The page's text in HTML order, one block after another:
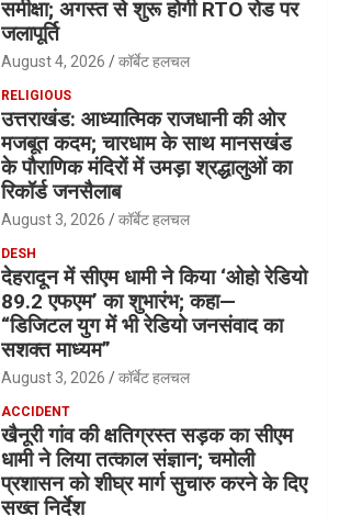
समीक्षा; अगस्त से शुरू होगी RTO रोड पर
जलापूर्ति
August 4, 2026 कॉर्बेट हलचल
RELIGIOUS
उत्तराखंड: आध्यात्मिक राजधानी की ओर
मजबूत कदम; चारधाम के साथ मानसखंड
के पौराणिक मंदिरों में उमड़ा श्रद्धालुओं का
रिकॉर्ड जनसैलाब
August 3, 2026 कॉर्बेट हलचल
DESH
देहरादून में सीएम धामी ने किया ‘ओहो रेडियो
89.2 एफएम’ का शुभारंभ; कहा—
“डिजिटल युग में भी रेडियो जनसंवाद का
सशक्त माध्यम”
August 3, 2026 कॉर्बेट हलचल
ACCIDENT
खैनूरी गांव की क्षतिग्रस्त सड़क का सीएम
धामी ने लिया तत्काल संज्ञान; चमोली
प्रशासन को शीघ्र मार्ग सुचारु करने के दिए
सख्त निर्देश